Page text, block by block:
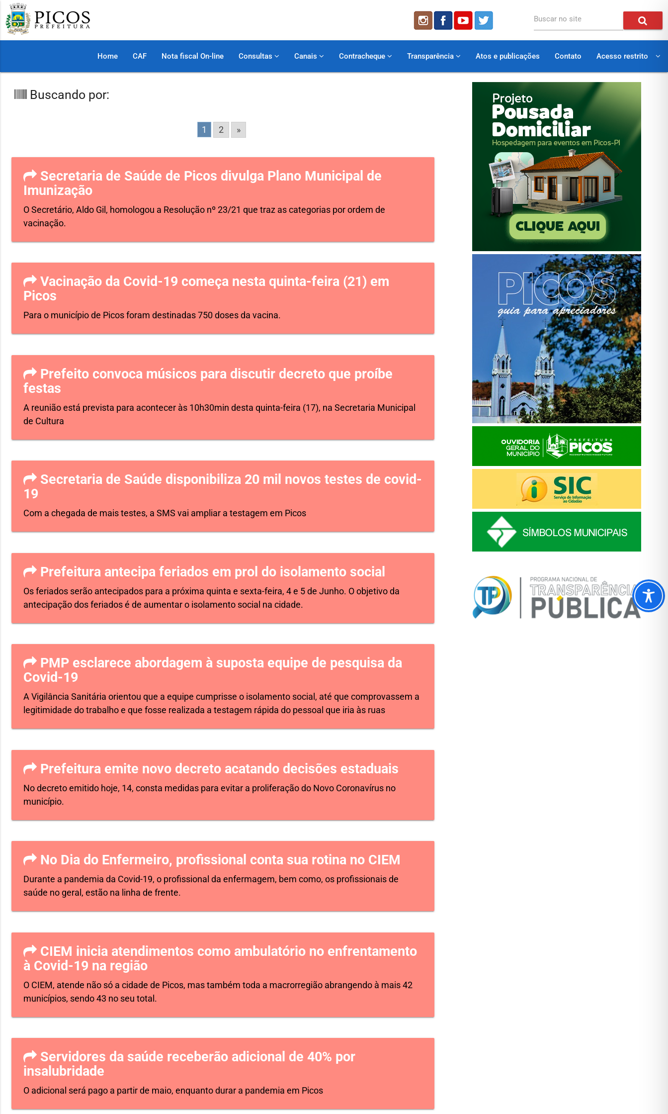
Buscar no site
Home CAF Nota fiscal On-line Consultas Canais Contracheque Transparência Atos e publicações Contato Acesso restrito
Buscando por:
1 2 »
Secretaria de Saúde de Picos divulga Plano Municipal de
Imunização
O Secretário, Aldo Gil, homologou a Resolução nº 23/21 que traz as categorias por ordem de
vacinação.
Vacinação da Covid-19 começa nesta quinta-feira (21) em
Picos
Para o município de Picos foram destinadas 750 doses da vacina.
Prefeito convoca músicos para discutir decreto que proíbe
festas
A reunião está prevista para acontecer às 10h30min desta quinta-feira (17), na Secretaria Municipal
de Cultura
Secretaria de Saúde disponibiliza 20 mil novos testes de covid-
19
Com a chegada de mais testes, a SMS vai ampliar a testagem em Picos
Prefeitura antecipa feriados em prol do isolamento social
Os feriados serão antecipados para a próxima quinta e sexta-feira, 4 e 5 de Junho. O objetivo da
antecipação dos feriados é de aumentar o isolamento social na cidade.
PMP esclarece abordagem à suposta equipe de pesquisa da
Covid-19
A Vigilância Sanitária orientou que a equipe cumprisse o isolamento social, até que comprovassem a
legitimidade do trabalho e que fosse realizada a testagem rápida do pessoal que iria às ruas
Prefeitura emite novo decreto acatando decisões estaduais
No decreto emitido hoje, 14, consta medidas para evitar a proliferação do Novo Coronavírus no
município.
No Dia do Enfermeiro, profissional conta sua rotina no CIEM
Durante a pandemia da Covid-19, o profissional da enfermagem, bem como, os profissionais de
saúde no geral, estão na linha de frente.
CIEM inicia atendimentos como ambulatório no enfrentamento
à Covid-19 na região
O CIEM, atende não só a cidade de Picos, mas também toda a macrorregião abrangendo à mais 42
municípios, sendo 43 no seu total.
Servidores da saúde receberão adicional de 40% por
insalubridade
O adicional será pago a partir de maio, enquanto durar a pandemia em Picos